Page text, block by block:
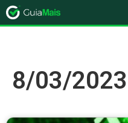
8/03/2023